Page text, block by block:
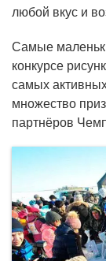
любой вкус и
Самые
конкурсе
самых
множество
партнёров